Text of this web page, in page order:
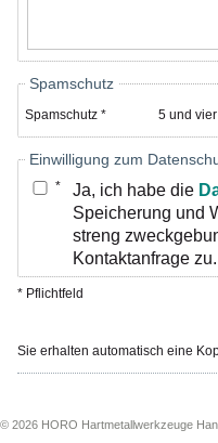
Spamschutz
Spamschutz * 5 und vier
Einwilligung zum
* Ja, ich habe die
Speicherung und
streng
Kontaktanfrage zu.
* Pflichtfeld
Sie erhalten automatisch eine
© 2026 HORO Hartmetallwerkzeuge